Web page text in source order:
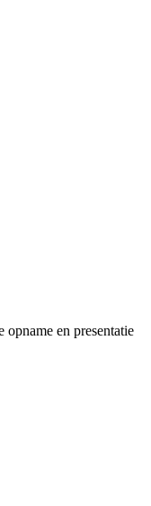
en presentatie